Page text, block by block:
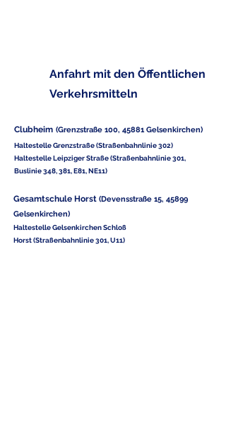
Anfahrt mit den Öffentlichen
Verkehrsmitteln
Clubheim (Grenzstraße 100, 45881 Gelsenkirchen)
Haltestelle Grenzstraße (Straßenbahnlinie 302)
Haltestelle Leipziger Straße (Straßenbahnlinie 301,
Buslinie 348, 381, E81, NE11)
Gesamtschule Horst (Devensstraße 15, 45899
Gelsenkirchen)
Haltestelle Gelsenkirchen Schloß
Horst (Straßenbahnlinie 301, U11)